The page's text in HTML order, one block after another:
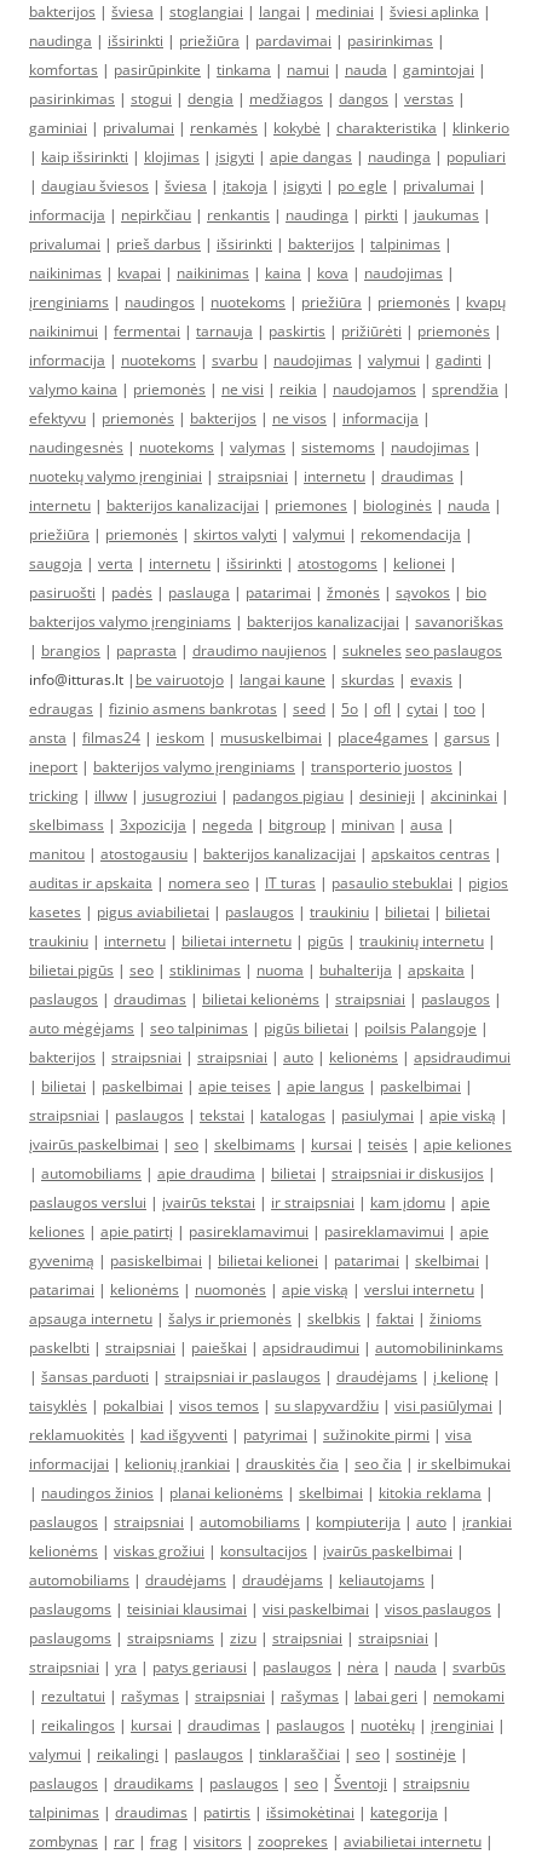
bakterijos | šviesa | stoglangiai | langai | mediniai | šviesi aplinka |
naudinga | išsirinkti | priežiūra | pardavimai | pasirinkimas |
komfortas | pasirūpinkite | tinkama | namui | nauda | gamintojai |
pasirinkimas | stogui | dengia | medžiagos | dangos | verstas |
gaminiai | privalumai | renkamės | kokybė | charakteristika | klinkerio
| kaip išsirinkti | klojimas | įsigyti | apie dangas | naudinga | populiari
| daugiau šviesos | šviesa | įtakoja | įsigyti | po egle | privalumai |
informacija | nepirkčiau | renkantis | naudinga | pirkti | jaukumas |
privalumai | prieš darbus | išsirinkti | bakterijos | talpinimas |
naikinimas | kvapai | naikinimas | kaina | kova | naudojimas |
įrenginiams | naudingos | nuotekoms | priežiūra | priemonės | kvapų
naikinimui | fermentai | tarnauja | paskirtis | prižiūrėti | priemonės |
informacija | nuotekoms | svarbu | naudojimas | valymui | gadinti |
valymo kaina | priemonės | ne visi | reikia | naudojamos | sprendžia |
efektyvu | priemonės | bakterijos | ne visos | informacija |
naudingesnės | nuotekoms | valymas | sistemoms | naudojimas |
nuotekų valymo įrenginiai | straipsniai | internetu | draudimas |
internetu | bakterijos kanalizacijai | priemones | biologinės | nauda |
priežiūra | priemonės | skirtos valyti | valymui | rekomendacija |
saugoja | verta | internetu | išsirinkti | atostogoms | kelionei |
pasiruošti | padės | paslauga | patarimai | žmonės | sąvokos | bio
bakterijos valymo įrenginiams | bakterijos kanalizacijai | savanoriškas
| brangios | paprasta | draudimo naujienos | sukneles seo paslaugos
info@itturas.lt | be vairuotojo | langai kaune | skurdas | evaxis |
edraugas | fizinio asmens bankrotas | seed | 5o | ofl | cytai | too |
ansta | filmas24 | ieskom | mususkelbimai | place4games | garsus |
ineport | bakterijos valymo įrenginiams | transporterio juostos |
tricking | illww | jusugroziui | padangos pigiau | desinieji | akcininkai |
skelbimass | 3xpozicija | negeda | bitgroup | minivan | ausa |
manitou | atostogausiu | bakterijos kanalizacijai | apskaitos centras |
auditas ir apskaita | nomera seo | IT turas | pasaulio stebuklai | pigios
kasetes | pigus aviabilietai | paslaugos | traukiniu | bilietai | bilietai
traukiniu | internetu | bilietai internetu | pigūs | traukinių internetu |
bilietai pigūs | seo | stiklinimas | nuoma | buhalterija | apskaita |
paslaugos | draudimas | bilietai kelionėms | straipsniai | paslaugos |
auto mėgėjams | seo talpinimas | pigūs bilietai | poilsis Palangoje |
bakterijos | straipsniai | straipsniai | auto | kelionėms | apsidraudimui
| bilietai | paskelbimai | apie teises | apie langus | paskelbimai |
straipsniai | paslaugos | tekstai | katalogas | pasiulymai | apie viską |
įvairūs paskelbimai | seo | skelbimams | kursai | teisės | apie keliones
| automobiliams | apie draudima | bilietai | straipsniai ir diskusijos |
paslaugos verslui | įvairūs tekstai | ir straipsniai | kam įdomu | apie
keliones | apie patirtį | pasireklamavimui | pasireklamavimui | apie
gyvenimą | pasiskelbimai | bilietai kelionei | patarimai | skelbimai |
patarimai | kelionėms | nuomonės | apie viską | verslui internetu |
apsauga internetu | šalys ir priemonės | skelbkis | faktai | žinioms
paskelbti | straipsniai | paieškai | apsidraudimui | automobilininkams
| šansas parduoti | straipsniai ir paslaugos | draudėjams | į kelionę |
taisyklės | pokalbiai | visos temos | su slapyvardžiu | visi pasiūlymai |
reklamuokitės | kad išgyventi | patyrimai | sužinokite pirmi | visa
informacijai | kelionių įrankiai | drauskitės čia | seo čia | ir skelbimukai
| naudingos žinios | planai kelionėms | skelbimai | kitokia reklama |
paslaugos | straipsniai | automobiliams | kompiuterija | auto | įrankiai
kelionėms | viskas grožiui | konsultacijos | įvairūs paskelbimai |
automobiliams | draudėjams | draudėjams | keliautojams |
paslaugoms | teisiniai klausimai | visi paskelbimai | visos paslaugos |
paslaugoms | straipsniams | zizu | straipsniai | straipsniai |
straipsniai | yra | patys geriausi | paslaugos | nėra | nauda | svarbūs
| rezultatui | rašymas | straipsniai | rašymas | labai geri | nemokami
| reikalingos | kursai | draudimas | paslaugos | nuotėkų | įrenginiai |
valymui | reikalingi | paslaugos | tinklaraščiai | seo | sostinėje |
paslaugos | draudikams | paslaugos | seo | Šventoji | straipsniu
talpinimas | draudimas | patirtis | išsimokėtinai | kategorija |
zombynas | rar | frag | visitors | zooprekes | aviabilietai internetu |